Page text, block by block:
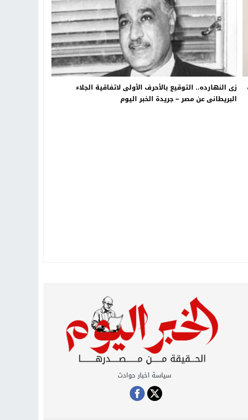
بالاجتهاد 15:51 بشار سعود.. “78 ساعة غيرت كل شيء”
زى النهارده.. التوقيع بالأحرف الأولى لاتفاقية الجلاء
البريطانى عن مصر – جريدة الخبر اليوم
سياسة اخبار حوادث